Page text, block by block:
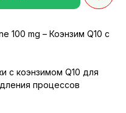
100 mg – Коэнзим Q10 с
с коэнзимом Q10 для
процессов